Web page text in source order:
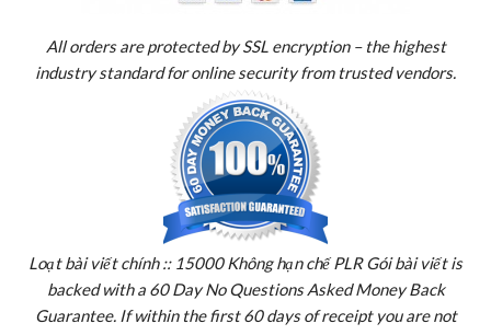
All orders are protected by SSL encryption – the highest
industry standard for online security from trusted vendors.
Loạt bài viết chính :: 15000 Không hạn chế PLR Gói bài viết is
backed with a 60 Day No Questions Asked Money Back
Guarantee. If within the first 60 days of receipt you are not